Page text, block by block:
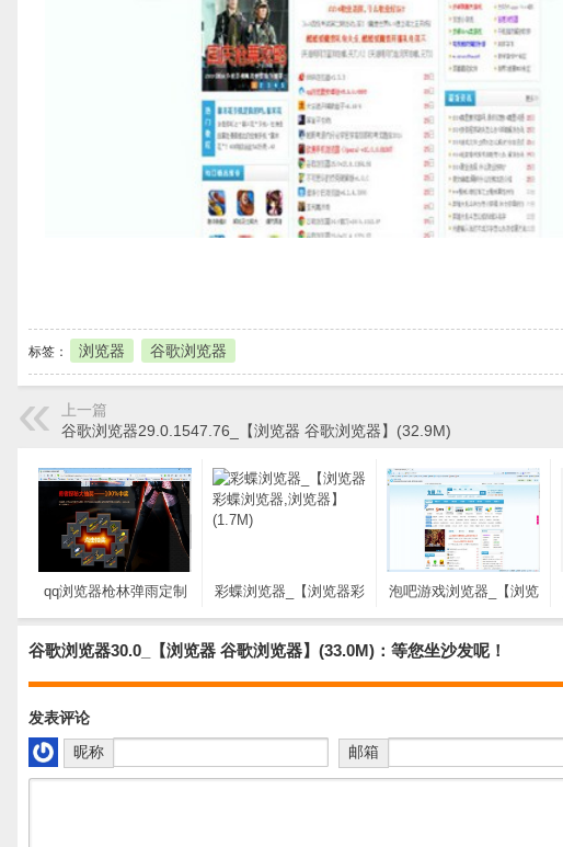
标签： 浏览器 谷歌浏览器
上一篇
谷歌浏览器29.0.1547.76_【浏览器 谷歌浏览器】(32.9M)
qq浏览器枪林弹雨定制
彩蝶浏览器_【浏览器彩
泡吧游戏浏览器_【浏览
谷歌浏览器30.0_【浏览器 谷歌浏览器】(33.0M)：等您坐沙发呢！
发表评论
昵称
邮箱